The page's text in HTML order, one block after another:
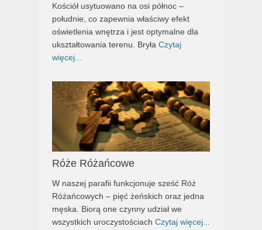
Kościół usytuowano na osi północ –
południe, co zapewnia właściwy efekt
oświetlenia wnętrza i jest optymalne dla
ukształtowania terenu. Bryła Czytaj
więcej...
Róże Różańcowe
W naszej parafii funkcjonuje sześć Róż
Różańcowych – pięć żeńskich oraz jedna
męska. Biorą one czynny udział we
wszystkich uroczystościach Czytaj więcej...